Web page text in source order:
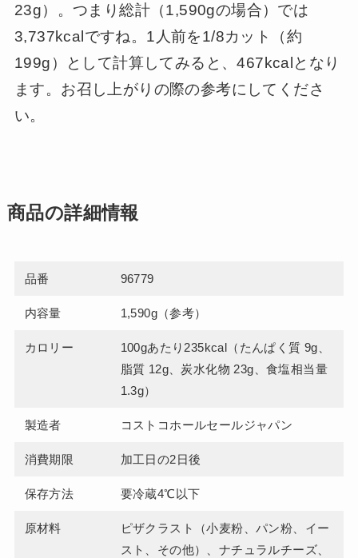
23g）。つまり総計（1,590gの場合）では
3,737kcalですね。1人前を1/8カット（約
199g）として計算してみると、467kcalとなり
ます。お召し上がりの際の参考にしてくださ
い。
商品の詳細情報
品番 96779
内容量 1,590g（参考）
カロリー
100gあたり235kcal（たんぱく質 9g、
脂質 12g、炭水化物 23g、食塩相当量
1.3g）
製造者 コストコホールセールジャパン
消費期限 加工日の2日後
保存方法 要冷蔵4℃以下
原材料
ピザクラスト（小麦粉、パン粉、イー
スト、その他）、ナチュラルチーズ、